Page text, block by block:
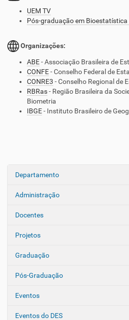
N
e
a
ç
o
Departamento
Administração
Docentes
Projetos
Graduação
Pós-Graduação
Eventos
Eventos do DES
UEM TV
Pós-graduação em Bioestatística
Organizações:
ABE- Associação Brasileira de
CONFE- Conselho Federal de
CONRE3 - Conselho Regional de
RBRas- Região Brasileira da
Biometria
IBGE- Instituto Brasileiro de